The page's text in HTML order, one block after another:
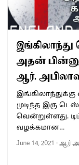
அதன்
ஆர்.
முடிந்த இரு
வென்றுள்ளது.
வழக்கமான…
June 14, 2021 -